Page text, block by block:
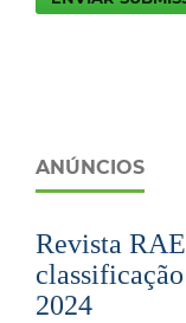
ANÚNCIOS
Revista
2024